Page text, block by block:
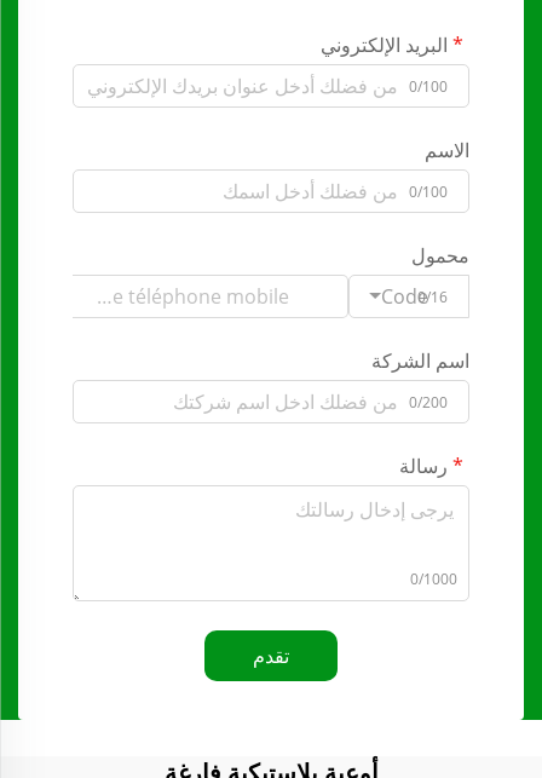
البريد الإلكتروني
0/100
الاسم
0/100
محمول
Code0/16
اسم الشركة
0/200
رسالة
0/1000
تقدم